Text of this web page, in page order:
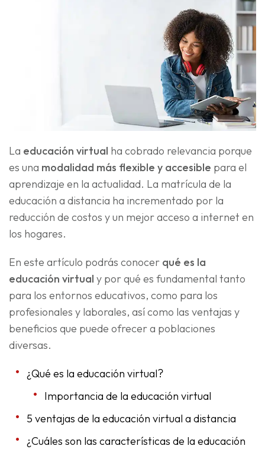
La educación virtual ha cobrado relevancia porque
es una modalidad más flexible y accesible para el
aprendizaje en la actualidad. La matrícula de la
educación a distancia ha incrementado por la
reducción de costos y un mejor acceso a internet en
los hogares.
En este artículo podrás conocer qué es la
educación virtual y por qué es fundamental tanto
para los entornos educativos, como para los
profesionales y laborales, así como las ventajas y
beneficios que puede ofrecer a poblaciones
diversas.
¿Qué es la educación virtual?
Importancia de la educación virtual
5 ventajas de la educación virtual a distancia
¿Cuáles son las características de la educación